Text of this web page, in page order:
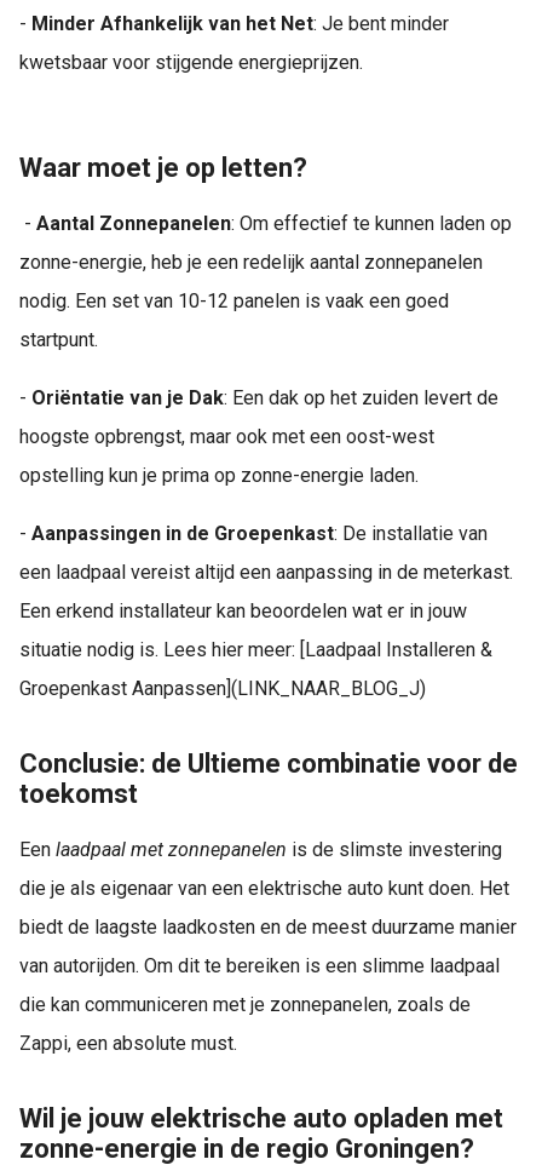
- Minder Afhankelijk van het Net: Je bent minder
kwetsbaar voor stijgende energieprijzen.
Waar moet je op letten?
- Aantal Zonnepanelen: Om effectief te kunnen laden op
zonne-energie, heb je een redelijk aantal zonnepanelen
nodig. Een set van 10-12 panelen is vaak een goed
startpunt.
- Oriëntatie van je Dak: Een dak op het zuiden levert de
hoogste opbrengst, maar ook met een oost-west
opstelling kun je prima op zonne-energie laden.
- Aanpassingen in de Groepenkast: De installatie van
een laadpaal vereist altijd een aanpassing in de meterkast.
Een erkend installateur kan beoordelen wat er in jouw
situatie nodig is. Lees hier meer: [Laadpaal Installeren &
Groepenkast Aanpassen](LINK_NAAR_BLOG_J)
Conclusie: de Ultieme combinatie voor de
toekomst
Een laadpaal met zonnepanelen is de slimste investering
die je als eigenaar van een elektrische auto kunt doen. Het
biedt de laagste laadkosten en de meest duurzame manier
van autorijden. Om dit te bereiken is een slimme laadpaal
die kan communiceren met je zonnepanelen, zoals de
Zappi, een absolute must.
Wil je jouw elektrische auto opladen met
zonne-energie in de regio Groningen?